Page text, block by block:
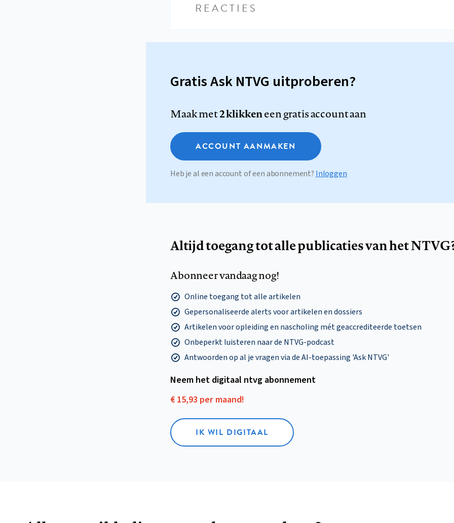
REACTIES
Gratis Ask NTVG uitproberen?
Maak met2 klikkeneen gratis account aan
ACCOUNT AANMAKEN
Heb je al een account of een abonnement? Inloggen
Altijd toegang tot alle publicaties van het
Abonneer vandaag nog!
Online toegang tot alle artikelen
Gepersonaliseerde alerts voor artikelen en dossiers
Artikelen voor opleiding en nascholing mét geaccrediteerde toetsen
Onbeperkt luisteren naar de NTVG-podcast
Antwoorden op al je vragen via de AI-toepassing 'Ask NTVG'
Neem het digitaal ntvg abonnement
€ 15,93 per maand!
IK WIL DIGITAAL